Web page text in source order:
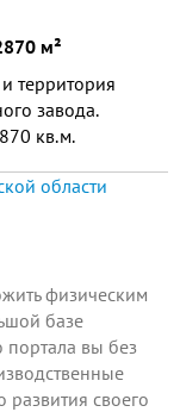
м²
территория
завода.
кв.м.
4 га.
области
физическим
базе
вы без
своего